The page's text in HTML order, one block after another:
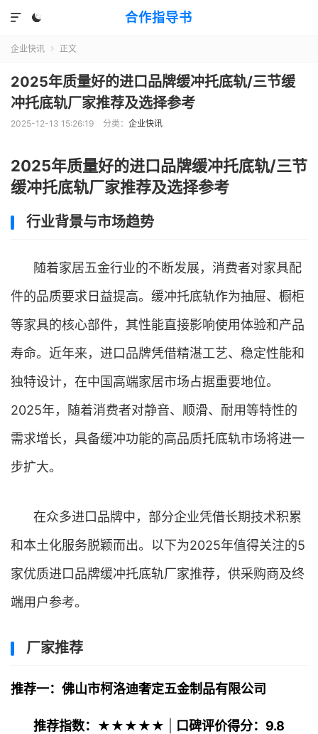
合作指导书


企业快讯  正文
2025年质量好的进口品牌缓冲托底轨/三节缓
冲托底轨厂家推荐及选择参考
2025-12-13 15:26:19 分类： 企业快讯
2025年质量好的进口品牌缓冲托底轨/三节
缓冲托底轨厂家推荐及选择参考
行业背景与市场趋势
随着家居五金行业的不断发展，消费者对家具配
件的品质要求日益提高。缓冲托底轨作为抽屉、橱柜
等家具的核心部件，其性能直接影响使用体验和产品
寿命。近年来，进口品牌凭借精湛工艺、稳定性能和
独特设计，在中国高端家居市场占据重要地位。
2025年，随着消费者对静音、顺滑、耐用等特性的
需求增长，具备缓冲功能的高品质托底轨市场将进一
步扩大。
在众多进口品牌中，部分企业凭借长期技术积累
和本土化服务脱颖而出。以下为2025年值得关注的5
家优质进口品牌缓冲托底轨厂家推荐，供采购商及终
端用户参考。
厂家推荐
推荐一：佛山市柯洛迪奢定五金制品有限公司
推荐指数：★★★★★ 口碑评价得分：9.8